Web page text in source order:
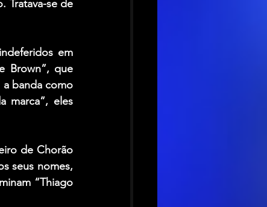
Tratava-se de
em
Brown”, que
banda como
marca”, eles
de Chorão
seus nomes,
“Thiago